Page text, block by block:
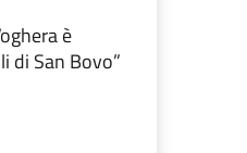
è
di San Bovo”